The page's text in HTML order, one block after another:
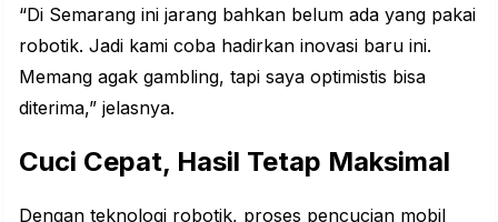
“Di Semarang ini jarang bahkan belum ada yang pakai
robotik. Jadi kami coba hadirkan inovasi baru ini.
Memang agak gambling, tapi saya optimistis bisa
diterima,” jelasnya.
Cuci Cepat, Hasil Tetap Maksimal
Dengan teknologi robotik, proses pencucian mobil